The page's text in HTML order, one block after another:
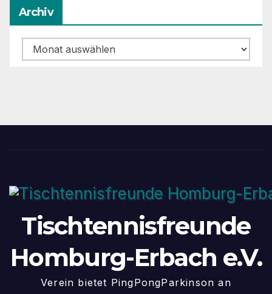
Archiv
Archiv
Tischtennisfreunde
Homburg-Erbach e.V.
Verein bietet PingPongParkinson an